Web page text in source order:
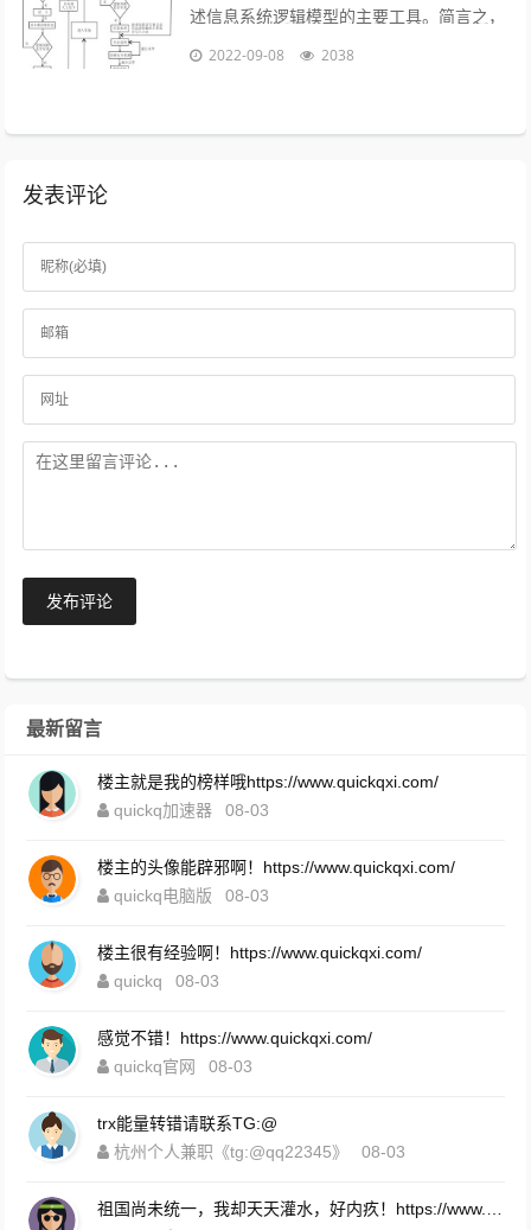
述信息系统逻辑模型的主要工具。简言之，
就是以图形的方式来描述数据在系统流程中
2022-09-08 2038
发表评论
发布评论
最新留言
楼主就是我的榜样哦https://www.quickqxi.com/
quickq加速器
08-03
楼主的头像能辟邪啊！https://www.quickqxi.com/
quickq电脑版
08-03
楼主很有经验啊！https://www.quickqxi.com/
quickq
08-03
感觉不错！https://www.quickqxi.com/
quickq官网
08-03
trx能量转错请联系TG:@
杭州个人兼职《tg:@qq22345》
08-03